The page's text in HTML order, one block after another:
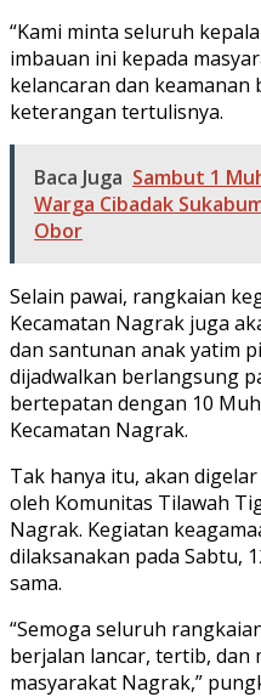
“Kami minta seluruh
imbauan ini kepada
kelancaran dan keamanan
keterangan tertulisnya.
Baca Juga Sambut 1
Warga Cibadak
Obor
Selain pawai, rangkaian
Kecamatan Nagrak juga
dan santunan anak yatim
dijadwalkan berlangsung
bertepatan dengan 10
Kecamatan Nagrak.
Tak hanya itu, akan
oleh Komunitas Tilawah
Nagrak. Kegiatan
dilaksanakan pada Sabtu,
sama.
“Semoga seluruh
berjalan lancar, tertib, dan
masyarakat Nagrak,”